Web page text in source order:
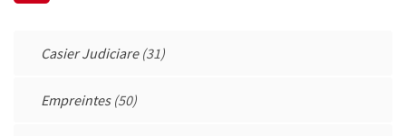
Casier Judiciare(31)
Empreintes(50)